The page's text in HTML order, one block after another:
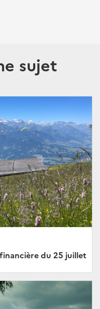
sujet
du 25 juillet